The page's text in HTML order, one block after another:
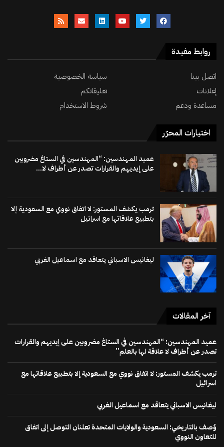
روابط مفيدة
اتصل بينا
سياسة الخصوصية
إعلانات
تعليقاتكم
مساعدة ودعم
شروط الاستخدام
اختيارات المحرّر
عميد المهندسين: “المهندسين في الستاغ مضروبين
على إيديهم والقرارات تصدر عن أطراف لا...
ترمب يكشف المستور: لا اتفاق نووي مع السعودية إلا
بتطبيع علاقاتها مع اسرائيل
ليغانيس الاسباني يتعاقد مع اسماعيل الغربي
آخر المقالات
عميد المهندسين: “المهندسين في الستاغ مضروبين على إيديهم والقرارات
تصدر عن أطراف لا علاقة لها بالعلم”
ترمب يكشف المستور: لا اتفاق نووي مع السعودية إلا بتطبيع علاقاتها مع
اسرائيل
ليغانيس الاسباني يتعاقد مع اسماعيل الغربي
وُصف بالتاريخي: السعودية والولايات المتحدة تعلنان التوصل إلى اتفاق
للتعاون النووي